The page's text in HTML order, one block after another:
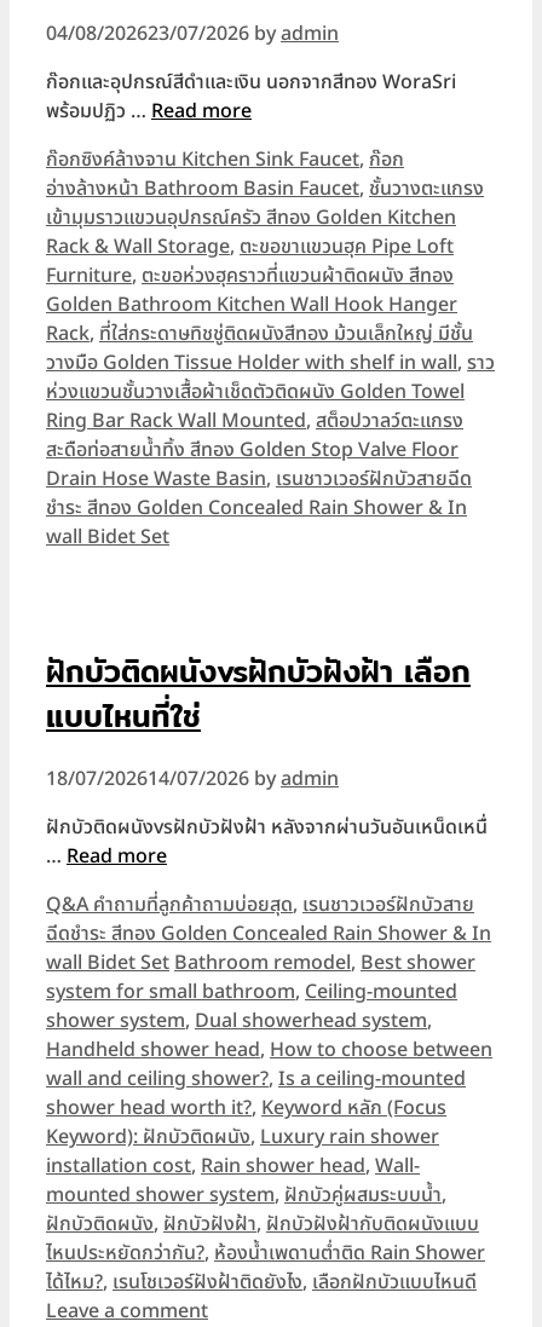
04/08/202623/07/2026 byadmin
ก๊อกและอุปกรณ์สีดำและเงิน นอกจากสีทอง WoraSri
พร้อมปฏิว … Read more
Categories
ก๊อกซิงค์ล้างจาน Kitchen Sink Faucet, ก๊อก
อ่างล้างหน้า Bathroom Basin Faucet, ชั้นวางตะแกรง
เข้ามุมราวแขวนอุปกรณ์ครัว สีทอง Golden Kitchen
Rack & Wall Storage, ตะขอขาแขวนฮุค Pipe Loft
Furniture, ตะขอห่วงฮุคราวที่แขวนผ้าติดผนัง สีทอง
Golden Bathroom Kitchen Wall Hook Hanger
Rack, ที่ใส่กระดาษทิชชู่ติดผนังสีทอง ม้วนเล็กใหญ่ มีชั้น
วางมือ Golden Tissue Holder with shelf in wall, ราว
ห่วงแขวนชั้นวางเสื้อผ้าเช็ดตัวติดผนัง Golden Towel
Ring Bar Rack Wall Mounted, สต็อปวาลว์ตะแกรง
สะดือท่อสายน้ำทิ้ง สีทอง Golden Stop Valve Floor
Drain Hose Waste Basin, เรนชาวเวอร์ฝักบัวสายฉีด
ชำระ สีทอง Golden Concealed Rain Shower & In
wall Bidet Set
ฝักบัวติดผนังvsฝักบัวฝังฝ้า เลือก
แบบไหนที่ใช่
18/07/202614/07/2026 byadmin
ฝักบัวติดผนังvsฝักบัวฝังฝ้า หลังจากผ่านวันอันเหน็ดเหนื่
… Read more
Categories
Q&A คำถามที่ลูกค้าถามบ่อยสุด, เรนชาวเวอร์ฝักบัวสาย
ฉีดชำระ สีทอง Golden Concealed Rain Shower & In
wall Bidet Set Tags
Bathroom remodel, Best shower
system for small bathroom, Ceiling-mounted
shower system, Dual showerhead system,
Handheld shower head, How to choose between
wall and ceiling shower?, Is a ceiling-mounted
shower head worth it?, Keyword หลัก (Focus
Keyword): ฝักบัวติดผนัง, Luxury rain shower
installation cost, Rain shower head, Wall-
mounted shower system, ฝักบัวคู่ผสมระบบน้ำ,
ฝักบัวติดผนัง, ฝักบัวฝังฝ้า, ฝักบัวฝังฝ้ากับติดผนังแบบ
ไหนประหยัดกว่ากัน?, ห้องน้ำเพดานต่ำติด Rain Shower
ได้ไหม?, เรนโชเวอร์ฝังฝ้าติดยังไง, เลือกฝักบัวแบบไหนดี
Leave a comment